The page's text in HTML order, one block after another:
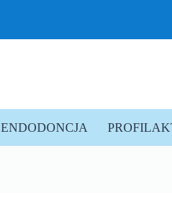
ENDODONCJA